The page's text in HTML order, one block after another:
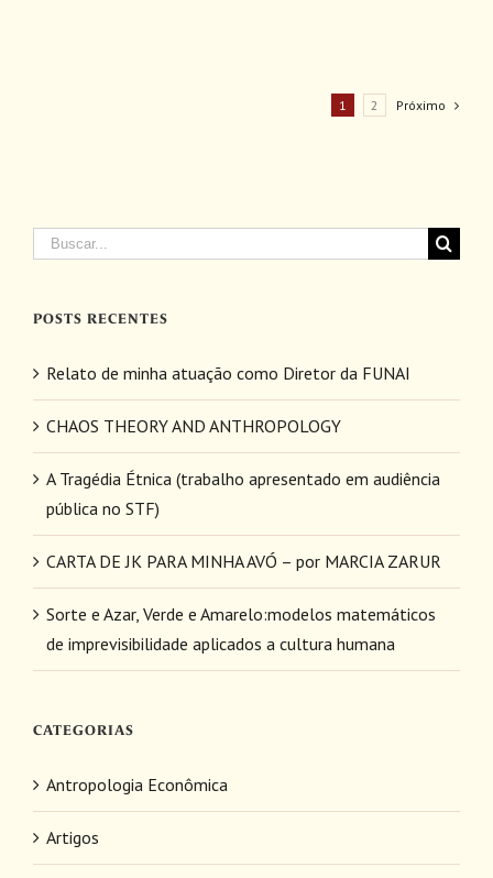
1 2 Próximo
Buscar
POSTS RECENTES
Relato de minha atuação como Diretor da FUNAI
CHAOS THEORY AND ANTHROPOLOGY
A Tragédia Étnica (trabalho apresentado em audiência
pública no STF)
CARTA DE JK PARA MINHA AVÓ – por MARCIA ZARUR
Sorte e Azar, Verde e Amarelo:modelos matemáticos
de imprevisibilidade aplicados a cultura humana
CATEGORIAS
Antropologia Econômica
Artigos